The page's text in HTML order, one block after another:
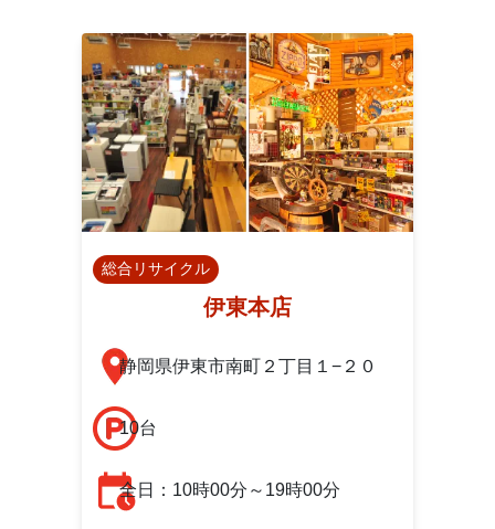
総合リサイクル
伊東本店
静岡県伊東市南町２丁目１−２０
10台
全日：10時00分～19時00分